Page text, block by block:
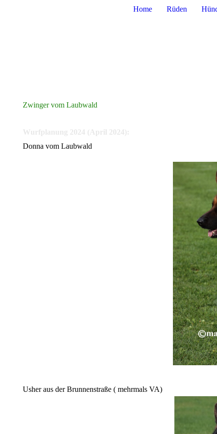
Home Rüden
Zwinger vom Laubwald
Donna vom Laubwald
Usher aus der Brunnenstraße ( mehrmals VA)